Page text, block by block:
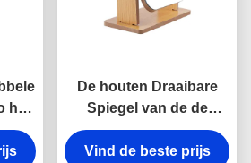
het
De houten Draaibare
Spiegel van de de
Rechthoek Tweezijdige
Make-up van de
Vind de beste prijs